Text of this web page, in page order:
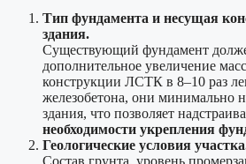
Тип фундамента и несущая
здания.
Существующий фундамент
дополнительное увеличение
конструкции ЛСТК в 8–10 раз
железобетона, они минимально
здания, что позволяет
необходимости укрепления
Геологические условия